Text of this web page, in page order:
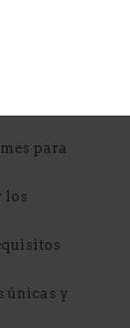
para
los
únicas y